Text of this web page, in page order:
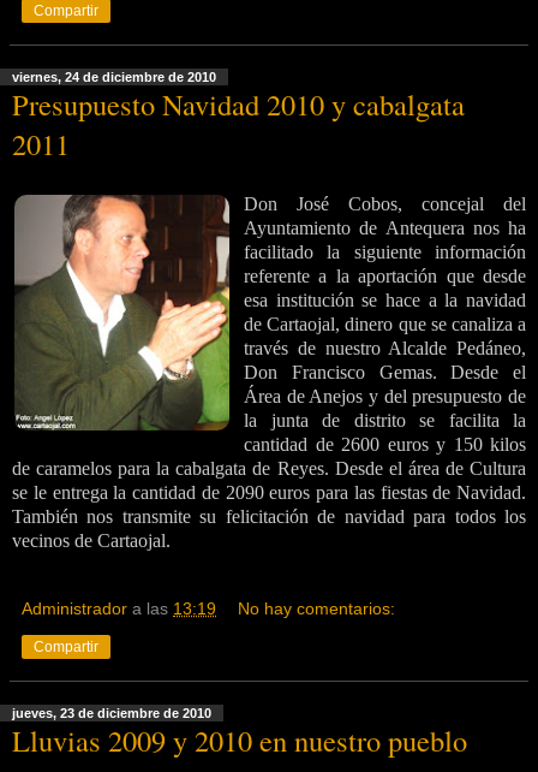
Compartir
viernes, 24 de diciembre de 2010
Presupuesto Navidad 2010 y cabalgata
2011
Don José Cobos, concejal del
Ayuntamiento de Antequera nos ha
facilitado la siguiente información
referente a la aportación que desde
esa institución se hace a la navidad
de Cartaojal, dinero que se canaliza a
través de nuestro Alcalde Pedáneo,
Don Francisco Gemas. Desde el
Área de Anejos y del presupuesto de
la junta de distrito se facilita la
cantidad de 2600 euros y 150 kilos
de caramelos para la cabalgata de Reyes. Desde el área de Cultura
se le entrega la cantidad de 2090 euros para las fiestas de Navidad.
También nos transmite su felicitación de navidad para todos los
vecinos de Cartaojal.
Administrador a las 13:19 No hay comentarios:
Compartir
jueves, 23 de diciembre de 2010
Lluvias 2009 y 2010 en nuestro pueblo